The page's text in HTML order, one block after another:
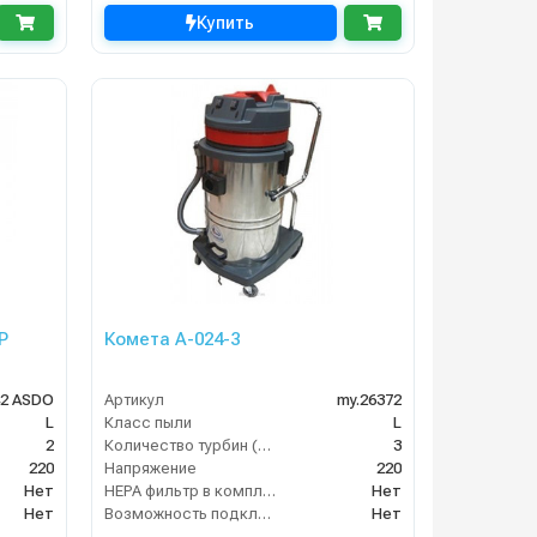
Купить
ASDO
L
2
220
Нет
Нет
Комета А-024-3
Артикул
my.26372
Класс пыли
L
Количество турбин (шт)
3
Напряжение
220
HEPA фильтр в комплекте
Нет
Возможность подключения электрощетки
Нет